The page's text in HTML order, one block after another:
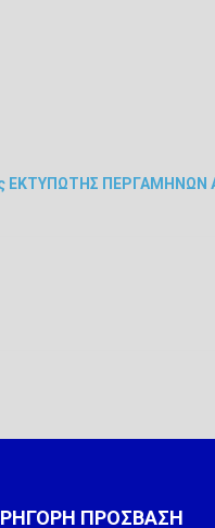
ΕΚΤΥΠΩΤΗΣ
ΠΡΟΣΒΑΣΗ